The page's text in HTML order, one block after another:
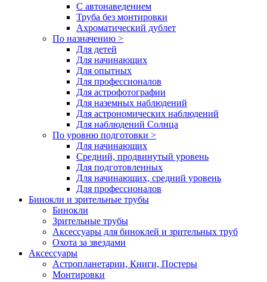
С автонаведением
Труба без монтировки
Ахроматический дублет
По назначению >
Для детей
Для начинающих
Для опытных
Для профессионалов
Для астрофотографии
Для наземных наблюдений
Для астрономических наблюдений
Для наблюдений Солнца
По уровню подготовки >
Для начинающих
Средний, продвинутый уровень
Для подготовленных
Для начинающих, средний уровень
Для профессионалов
Бинокли и зрительные трубы
Бинокли
Зрительные трубы
Аксессуары для биноклей и зрительных труб
Охота за звездами
Аксессуары
Астропланетарии, Книги, Постеры
Монтировки